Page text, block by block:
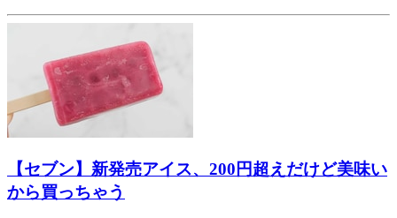
【セブン】新発売アイス、200円超えだけど美味い
から買っちゃう